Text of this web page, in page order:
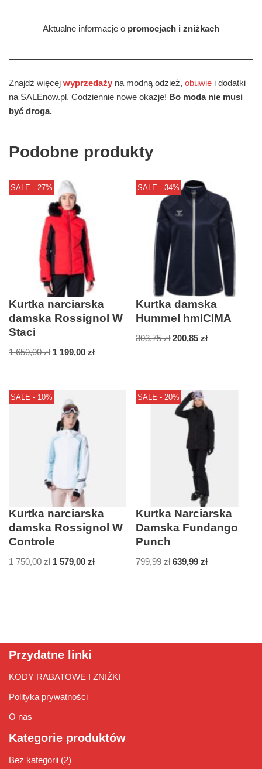
Aktualne informacje o promocjach i zniżkach
Znajdź więcej wyprzedaży na modną odzież, obuwie i dodatki
na SALEnow.pl. Codziennie nowe okazje! Bo moda nie musi
być droga.
Podobne produkty
SALE - 27%
Kurtka narciarska
damska Rossignol W
Staci
1 650,00zł 1 199,00 zł
SALE - 34%
Kurtka damska
Hummel hmlCIMA
303,75zł 200,85zł
SALE - 10%
Kurtka narciarska
damska Rossignol W
Controle
1 750,00zł 1 579,00 zł
SALE - 20%
Kurtka Narciarska
Damska Fundango
Punch
799,99zł 639,99zł
Przydatne linki
KODY RABATOWE I ZNIŻKI
Polityka prywatności
O nas
Kategorie produktów
Bez kategorii (2)